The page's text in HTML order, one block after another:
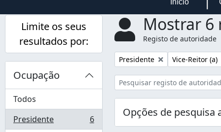
Início
Limite os seus
resultados por:
Ocupação
Todos
Presidente
, 6 resultados
6
Mostrar 6
Registo de autoridade
Remover filtro:
Presidente Remover filtro:
Vice-Reitor (a)
Opções de pesquisa